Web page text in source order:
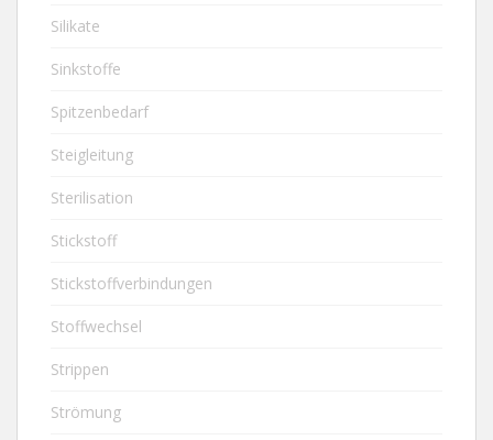
Silikate
Sinkstoffe
Spitzenbedarf
Steigleitung
Sterilisation
Stickstoff
Stickstoffverbindungen
Stoffwechsel
Strippen
Strömung